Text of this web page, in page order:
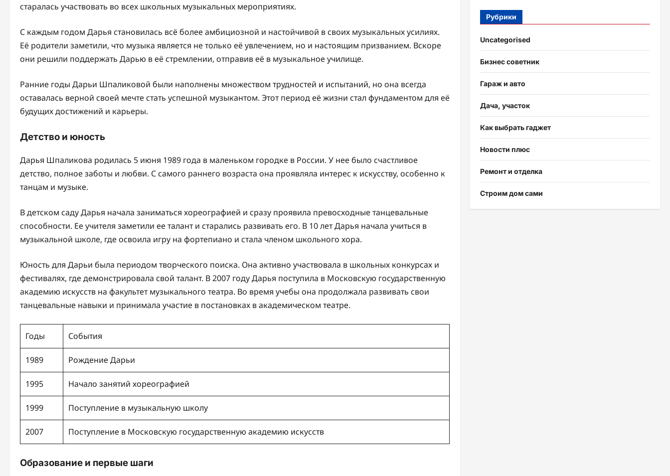
старалась участвовать во всех школьных музыкальных мероприятиях.
С каждым годом Дарья становилась всё более амбициозной и настойчивой в своих музыкальных усилиях.
Её родители заметили, что музыка является не только её увлечением, но и настоящим призванием. Вскоре
они решили поддержать Дарью в её стремлении, отправив её в музыкальное училище.
Ранние годы Дарьи Шпаликовой были наполнены множеством трудностей и испытаний, но она всегда
оставалась верной своей мечте стать успешной музыкантом. Этот период её жизни стал фундаментом для её
будущих достижений и карьеры.
Детство и юность
Дарья Шпаликова родилась 5 июня 1989 года в маленьком городке в России. У нее было счастливое
детство, полное заботы и любви. С самого раннего возраста она проявляла интерес к искусству, особенно к
танцам и музыке.
В детском саду Дарья начала заниматься хореографией и сразу проявила превосходные танцевальные
способности. Ее учителя заметили ее талант и старались развивать его. В 10 лет Дарья начала учиться в
музыкальной школе, где освоила игру на фортепиано и стала членом школьного хора.
Юность для Дарьи была периодом творческого поиска. Она активно участвовала в школьных конкурсах и
фестивалях, где демонстрировала свой талант. В 2007 году Дарья поступила в Московскую государственную
академию искусств на факультет музыкального театра. Во время учебы она продолжала развивать свои
танцевальные навыки и принимала участие в постановках в академическом театре.
Годы События
1989 Рождение Дарьи
1995 Начало занятий хореографией
1999 Поступление в музыкальную школу
2007 Поступление в Московскую государственную академию искусств
Образование и первые шаги
Рубрики
Uncategorised
Бизнес советник
Гараж и авто
Дача, участок
Как выбрать гаджет
Новости плюс
Ремонт и отделка
Строим дом сами